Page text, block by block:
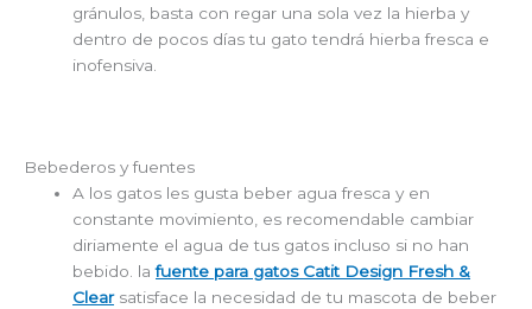
gránulos, basta con regar una sola vez la hierba y
dentro de pocos días tu gato tendrá hierba fresca e
inofensiva.
Bebederos y fuentes
A los gatos les gusta beber agua fresca y en
constante movimiento, es recomendable cambiar
diriamente el agua de tus gatos incluso si no han
bebido. lafuente para gatos Catit Design Fresh &
Clearsatisface la necesidad de tu mascota de beber